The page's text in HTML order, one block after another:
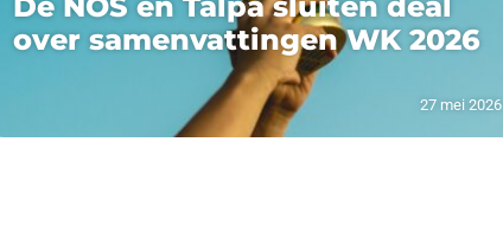
De NOS en Talpa sluiten deal
over samenvattingen WK 2026
27 mei 2026